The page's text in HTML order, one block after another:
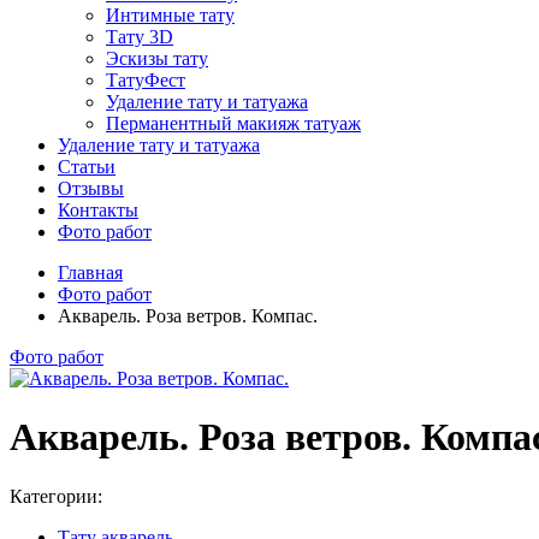
Интимные тату
Тату 3D
Эскизы тату
ТатуФест
Удаление тату и татуажа
Перманентный макияж татуаж
Удаление тату и татуажа
Статьи
Отзывы
Контакты
Фото работ
Главная
Фото работ
Акварель. Роза ветров. Компас.
Фото работ
Акварель. Роза ветров.
Категории: